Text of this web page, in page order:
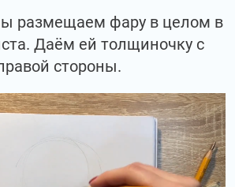
размещаем фару в целом в
Даём ей толщиночку с
стороны.